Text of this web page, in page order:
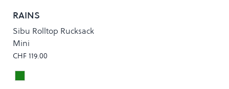
RAINS
Sibu Rolltop Rucksack
Mini
CHF 119.00
Colour
DRIFT